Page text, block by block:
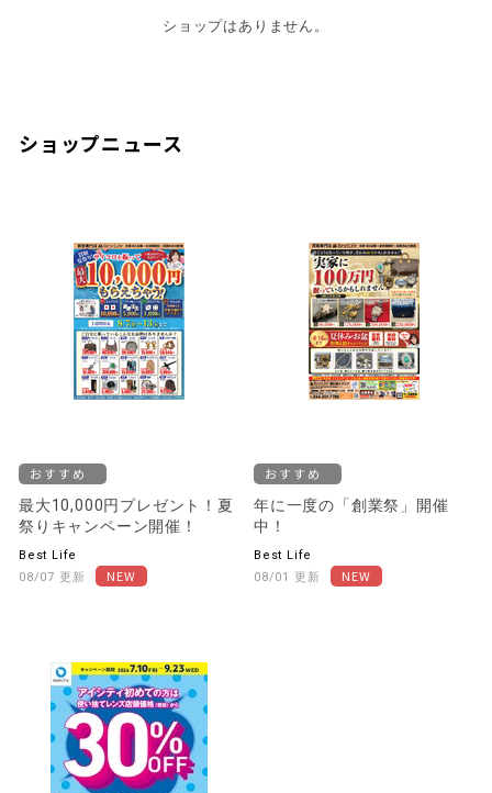
ショップはありません。
ショップニュース
おすすめ
最大10,000円プレゼント！夏
祭りキャンペーン開催！
Best Life
08/07 更新
おすすめ
年に一度の「創業祭」開催
中！
Best Life
08/01 更新